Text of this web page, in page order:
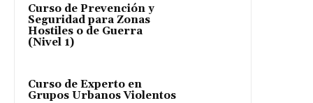
Curso de Prevención y
Seguridad para Zonas
Hostiles o de Guerra
(Nivel 1)
Curso de Experto en
Grupos Urbanos Violentos